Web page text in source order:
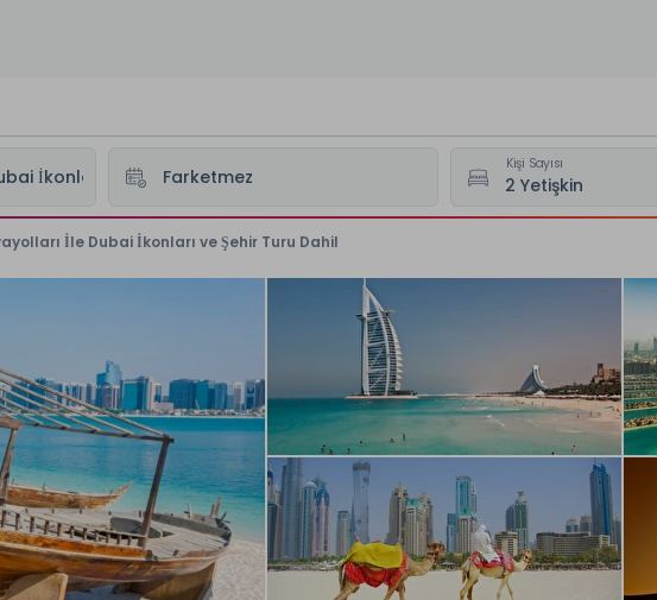
Kişi Sayısı
İle Dubai İkonları ve Şehir Turu Dahil